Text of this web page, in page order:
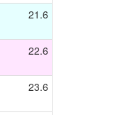
21.6
22.6
23.6